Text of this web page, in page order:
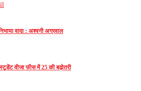
वादा : अश्वनी अग्रवाल
वीजा फीस में 25 की बढ़ोतरी